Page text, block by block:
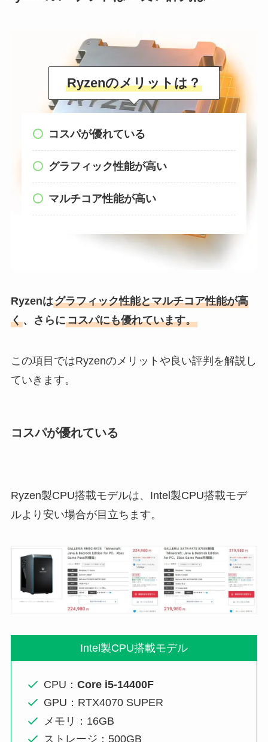
Ryzenのメリットは？
コスパが優れている
グラフィック性能が高い
マルチコア性能が高い
Ryzenはグラフィック性能とマルチコア性能が高
く、さらにコスパにも優れています。
この項目ではRyzenのメリットや良い評判を解説し
ていきます。
コスパが優れている
Ryzen製CPU搭載モデルは、Intel製CPU搭載モデ
ルより安い場合が目立ちます。
Intel製CPU搭載モデル
CPU： Core i5-14400F
GPU：RTX4070 SUPER
メモリ：16GB
ストレージ：500GB